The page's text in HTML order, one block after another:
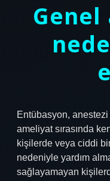
Genel
Entübasyon, anestezi
ameliyat sırasında
kişilerde veya ciddi
nedeniyle yardım
sağlayamayan